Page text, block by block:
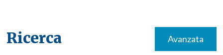
Ricerca Avanzata